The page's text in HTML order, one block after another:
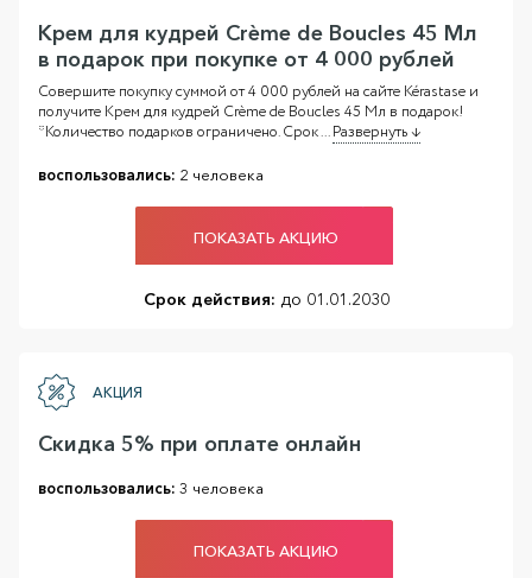
Крем для кудрей Crème de Boucles 45 Мл
в подарок при покупке от 4 000 рублей
Совершите покупку суммой от 4 000 рублей на сайте Kérastase и
получите Крем для кудрей Crème de Boucles 45 Мл в подарок!
*Количество подарков ограничено. Срок...Развернуть ↓
воспользовались: 2 человека
ПОКАЗАТЬ АКЦИЮ
Срок действия: до 01.01.2030
АКЦИЯ
Скидка 5% при оплате онлайн
воспользовались: 3 человека
ПОКАЗАТЬ АКЦИЮ